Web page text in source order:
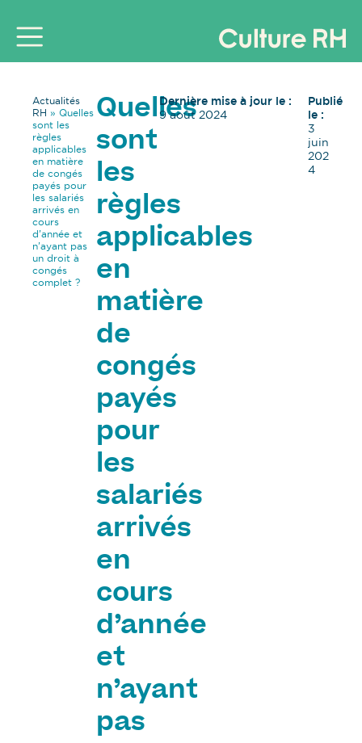
Actualités
RH » Quelles
sont les
règles
applicables
en matière
de congés
payés pour
les salariés
arrivés en
cours
d’année et
n’ayant pas
un droit à
congés
complet ?
Quelles
sont
les
règles
applicables
en
matière
de
congés
payés
pour
les
salariés
arrivés
en
cours
d’année
et
n’ayant
pas
Dernière mise à jour le :
9 août 2024
Publié
le :
3
juin
202
4